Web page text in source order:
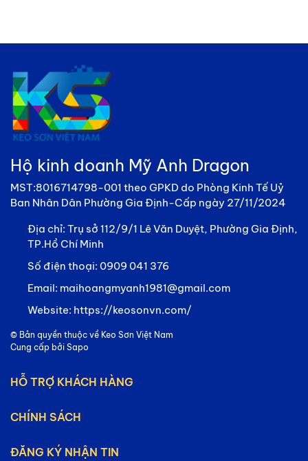
Hộ kinh doanh Mỹ Anh Dragon
MST:8016714798-001 theo GPKD do Phòng Kinh Tế Uỷ
Ban Nhân Dân Phường Gia Định-Cấp ngày 27/11/2024
Địa chỉ: Trụ sở 112/9/1 Lê Văn Duyệt, Phường Gia Định,
TP.Hồ Chí Minh
Số điện thoại: 0909 041 376
Email: maihoangmyanh1981@gmail.com
Website: https://keosonvn.com/
© Bản quyền thuộc về Keo Sơn Việt Nam
Cung cấp bởi Sapo
HỖ TRỢ KHÁCH HÀNG
CHÍNH SÁCH
ĐĂNG KÝ NHẬN TIN